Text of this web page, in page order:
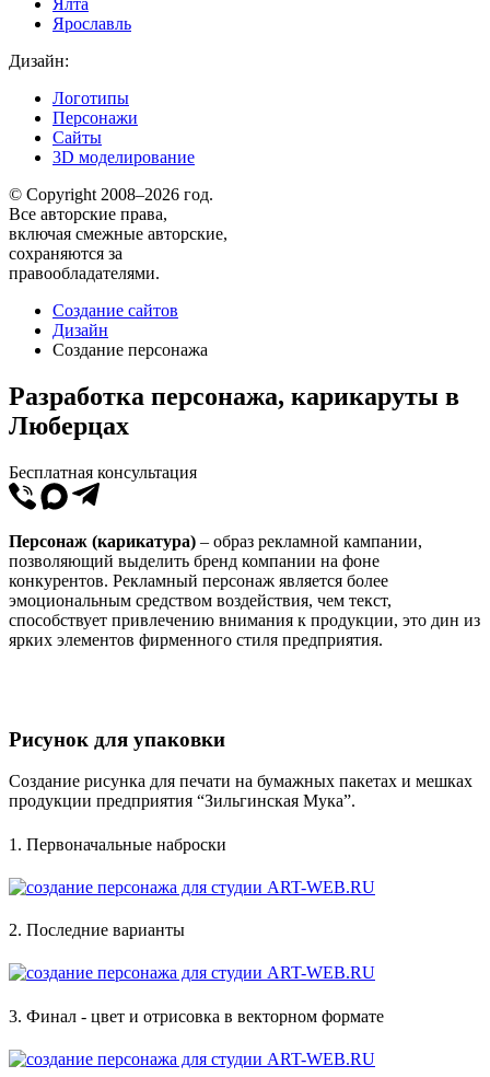
Ялта
Ярославль
Дизайн:
Логотипы
Персонажи
Сайты
3D моделирование
© Copyright 2008–2026 год.
Все авторские права,
включая смежные авторские,
сохраняются за
правообладателями.
Создание сайтов
Дизайн
Создание персонажа
Разработка персонажа, карикаруты в
Люберцах
Бесплатная консультация
Персонаж (карикатура) – образ рекламной кампании,
позволяющий выделить бренд компании на фоне
конкурентов. Рекламный персонаж является более
эмоциональным средством воздействия, чем текст,
способствует привлечению внимания к продукции, это дин из
ярких элементов фирменного стиля предприятия.
Рисунок для упаковки
Создание рисунка для печати на бумажных пакетах и мешках
продукции предприятия “Зильгинская Мука”.
1. Первоначальные наброски
2. Последние варианты
3. Финал - цвет и отрисовка в векторном формате